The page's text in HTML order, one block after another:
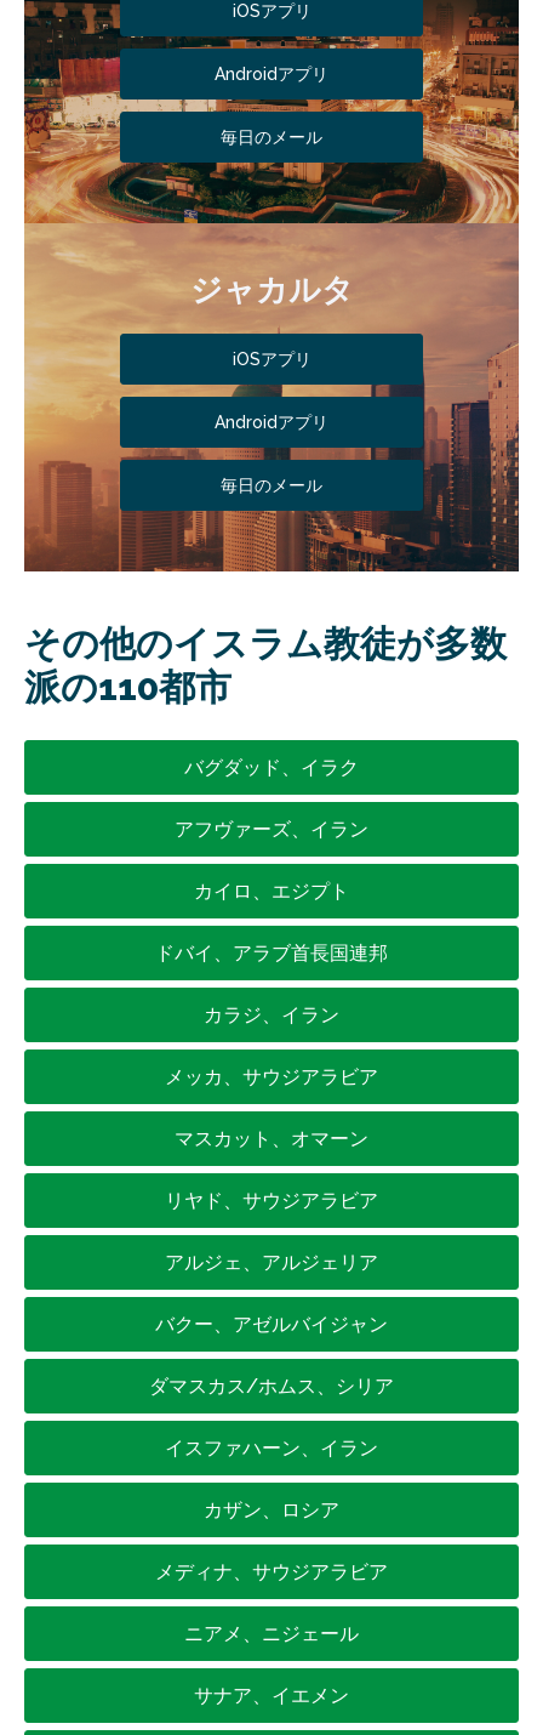
iOSアプリ
Androidアプリ
毎日のメール
ジャカルタ
iOSアプリ
Androidアプリ
毎日のメール
その他のイスラム教徒が多数
派の110都市
バグダッド、イラク
アフヴァーズ、イラン
カイロ、エジプト
ドバイ、アラブ首長国連邦
カラジ、イラン
メッカ、サウジアラビア
マスカット、オマーン
リヤド、サウジアラビア
アルジェ、アルジェリア
バクー、アゼルバイジャン
ダマスカス/ホムス、シリア
イスファハーン、イラン
カザン、ロシア
メディナ、サウジアラビア
ニアメ、ニジェール
サナア、イエメン